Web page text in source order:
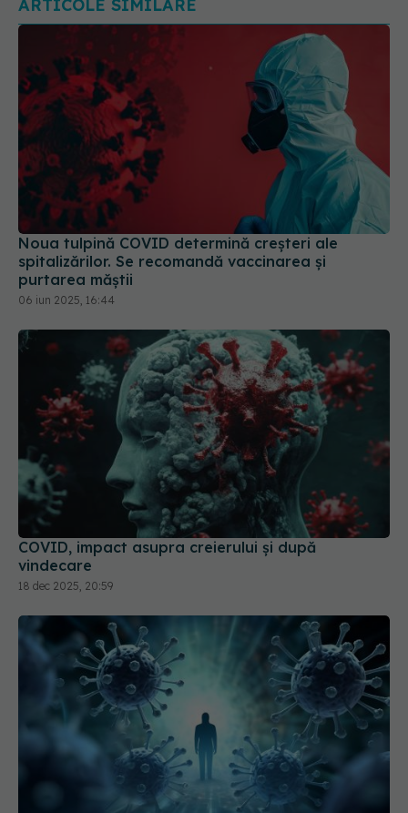
Noua tulpină COVID determină creșteri ale
spitalizărilor. Se recomandă vaccinarea și
purtarea măștii
06 iun 2025, 16:44
COVID, impact asupra creierului și după
vindecare
18 dec 2025, 20:59
MIS-C, complicația pediatrică a COVID. Boala,